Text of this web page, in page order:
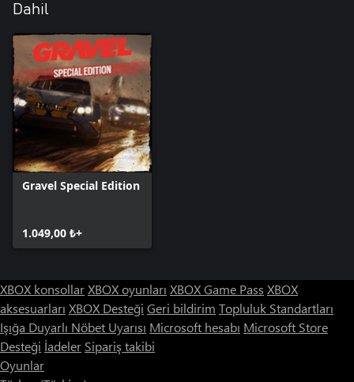
Dahil
Gravel Special Edition
1.049,00 ₺+
XBOX konsollarXBOX oyunları XBOX Game Pass XBOX
aksesuarları XBOX Desteği Geri bildirim Topluluk Standartları
Işığa Duyarlı Nöbet Uyarısı Microsoft hesabı Microsoft Store
Desteği İadeler Sipariş takibi
Oyunlar